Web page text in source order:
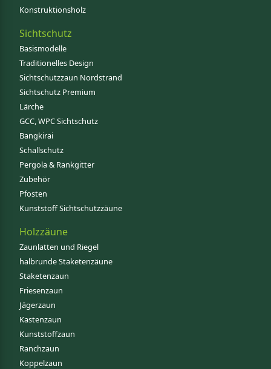
Konstruktionsholz
Sichtschutz
Basismodelle
Traditionelles Design
Sichtschutzzaun Nordstrand
Sichtschutz Premium
Lärche
GCC, WPC Sichtschutz
Bangkirai
Schallschutz
Pergola & Rankgitter
Zubehör
Pfosten
Kunststoff Sichtschutzzäune
Holzzäune
Zaunlatten und Riegel
halbrunde Staketenzäune
Staketenzaun
Friesenzaun
Jägerzaun
Kastenzaun
Kunststoffzaun
Ranchzaun
Koppelzaun